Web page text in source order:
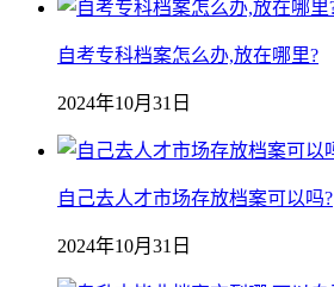
自考专科档案怎么办,放在哪里?
2024年10月31日
自己去人才市场存放档案可以吗?
2024年10月31日